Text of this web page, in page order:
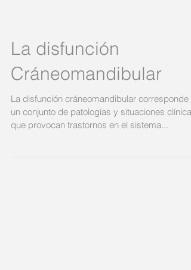
La disfunción
Cráneomandibular
La disfunción cráneomandibular corresponde a
un conjunto de patologías y situaciones clínicas